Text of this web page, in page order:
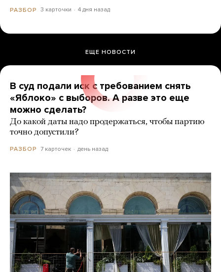
РАЗБОР 3 карточки 4 дня назад
ЕЩЕ НОВОСТИ
В суд подали иск с требованием снять
«Яблоко» с выборов. А разве это еще
можно сделать?
До какой даты надо продержаться, чтобы партию
точно допустили?
РАЗБОР 7 карточек день назад